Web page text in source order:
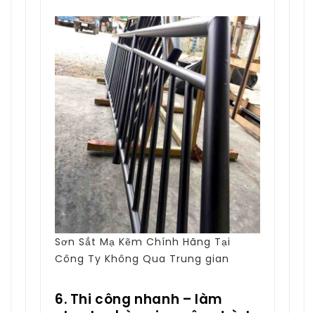
Sơn Sắt Mạ Kẽm Chính Hãng Tại
Công Ty Không Qua Trung gian
6. Thi công nhanh – làm